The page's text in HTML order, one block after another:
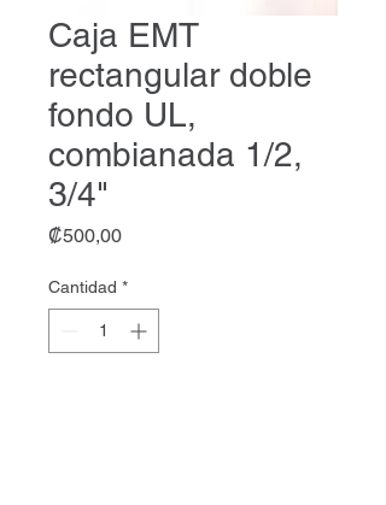
Caja EMT
rectangular doble
fondo UL,
combianada 1/2,
3/4"
₡500,00Precio
Cantidad *